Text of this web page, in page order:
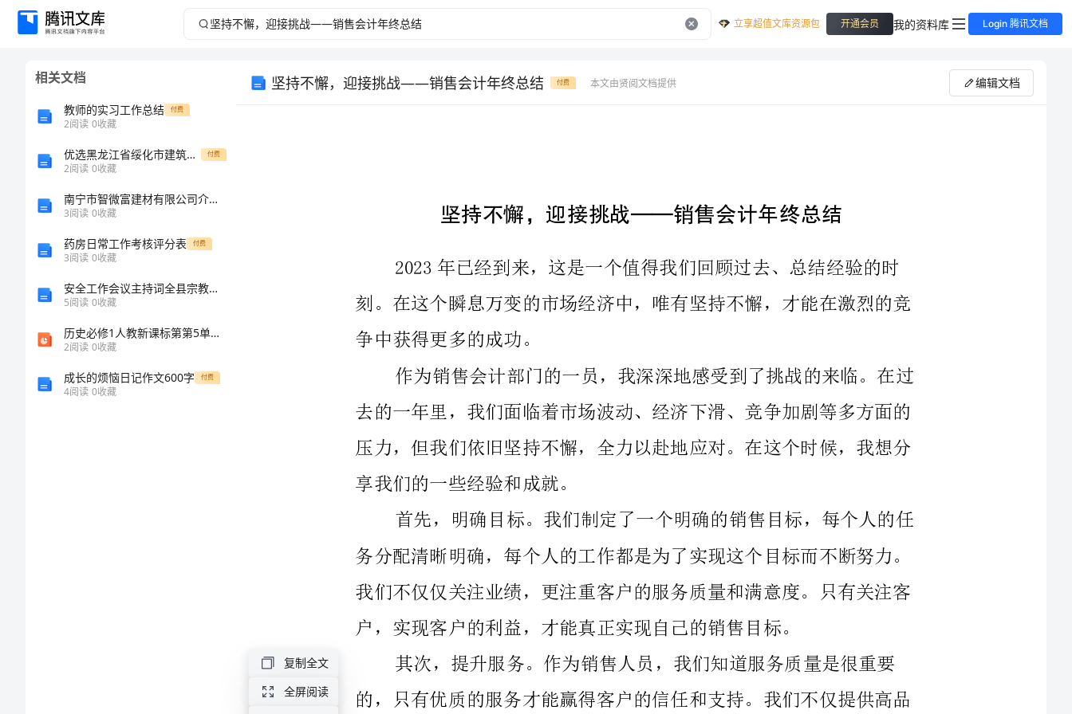
坚
懈，
——
立享超值文库资源包 开通会员 我的资料库 Login 腾讯文档
相关文档
教师的实习工作总结 付费
2阅读 0收藏
优选黑龙江省绥化市建筑工程三类人员安全知识岗前培训及继续教育考试题库及答案（有一套） 付费
2阅读 0收藏
南宁市智微富建材有限公司介绍企业发展分析报告
3阅读 0收藏
药房日常工作考核评分表 付费
3阅读 0收藏
安全工作会议主持词全县宗教工作会议主持词
5阅读 0收藏
历史必修1人教新课标第第5单元第18课同步课件：44张
2阅读 0收藏
成长的烦恼日记作文600字 付费
4阅读 0收藏
坚持不懈，迎接挑战——销售会计年终总结 付费 本文由贤阅文档提供 编辑文档
协作也是非常关键的。不同部门之间的合作和沟通非常必要，通过信
2023年已经到来，这是一个值得我们回顾过去、总结经验的时
争中获得更多的成功。
作为销售会计部门的一员，我深深地感受到了挑战的来临。在过
享我们的一些经验和成就。
首先，明确目标。我们制定了一个明确的销售目标，每个人的任
务分配清晰明确，每个人的工作都是为了实现这个目标而不断努力。
其次，提升服务。作为销售人员，我们知道服务质量是很重要
的，只有优质的服务才能赢得客户的信任和支持。我们不仅提供高品
质的产品，也注重售前、售后服务与支持，使客户的投资收益最大
化。在这个方面，我们做的还不够好，需要继续努力提升。
复制全文
全屏阅读